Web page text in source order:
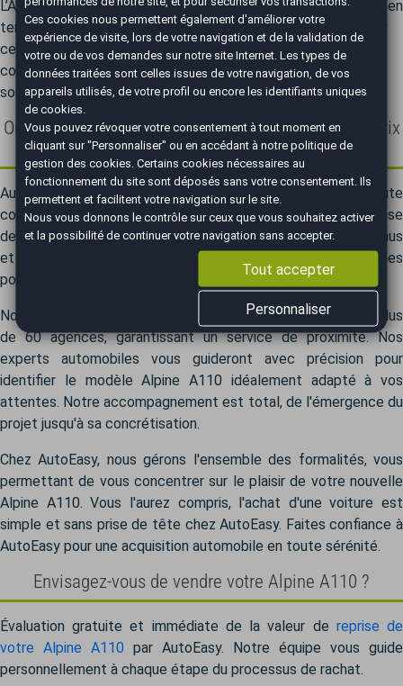
L’A110 Pure, plus légère et plus proche de la version originale en
termes de sensation de conduite, est quant à elle idéale pour
ceux qui recherchent un retour aux sources. L’A110 Légende
combine élégance et performances, séduisant ceux qui
souhaitent une voiture à la fois sportive et raffinée.
Où trouver les véhicules Alpine A110 au meilleurs prix
?
AutoEasy, votre allié pour acheter une Alpine A110 en toute
confiance. Notre catalogue propose une sélection rigoureuse
de véhicules Alpine A110 d'occasion parfaitement entretenus
et de modèles neufs 0 km. Profitez de remises exceptionnelles
pouvant atteindre 30 % sur votre future Alpine A110.
Notre réseau couvre l'ensemble du territoire national avec plus
de 60 agences, garantissant un service de proximité. Nos
experts automobiles vous guideront avec précision pour
identifier le modèle Alpine A110 idéalement adapté à vos
attentes. Notre accompagnement est total, de l'émergence du
projet jusqu'à sa concrétisation.
Chez AutoEasy, nous gérons l'ensemble des formalités, vous
permettant de vous concentrer sur le plaisir de votre nouvelle
Alpine A110. Vous l'aurez compris, l'achat d'une voiture est
simple et sans prise de tête chez AutoEasy. Faites confiance à
AutoEasy pour une acquisition automobile en toute sérénité.
Envisagez-vous de vendre votre Alpine A110 ?
Évaluation gratuite et immédiate de la valeur de reprise de
votre Alpine A110 par AutoEasy. Notre équipe vous guide
personnellement à chaque étape du processus de rachat.
Ces cookies nous permettent également d'améliorer votre
expérience de visite, lors de votre navigation et de la validation de
votre ou de vos demandes sur notre site Internet. Les types de
données traitées sont celles issues de votre navigation, de vos
appareils utilisés, de votre profil ou encore les identifiants uniques
de cookies.
Vous pouvez révoquer votre consentement à tout moment en
cliquant sur "Personnaliser" ou en accédant à notrepolitique de
gestion des cookies . Certains cookies nécessaires au
fonctionnement du site sont déposés sans votre consentement. Ils
permettent et facilitent votre navigation sur le site.
Nous vous donnons le contrôle sur ceux que vous souhaitez activer
et la possibilité de continuer votre navigation sans accepter.
Tout accepter
Personnaliser